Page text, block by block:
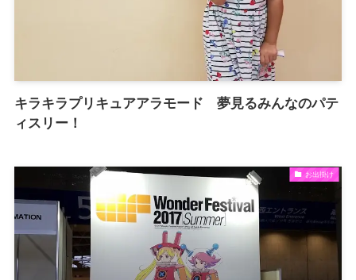
キラキラプリキュアアラモード 夢見るみんなのパテ
ィスリー！
お出掛け